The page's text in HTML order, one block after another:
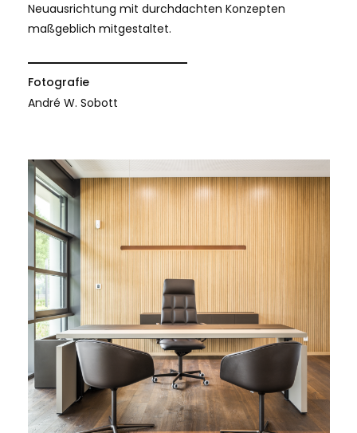
Neuausrichtung mit durchdachten Konzepten
maßgeblich mitgestaltet.
Fotografie
André W. Sobott